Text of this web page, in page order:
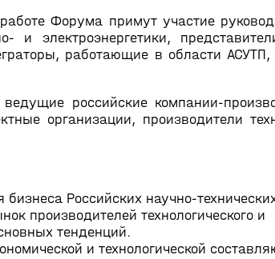
Форума примут участие
электроэнергетики,
работающие в области
российские компании-
организации, производители
Российских научно-
производителей технологического и
тенденций.
и технологической